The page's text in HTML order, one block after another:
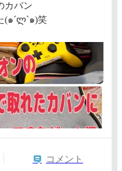
カバン
(๑´ლ`๑)笑
コメント